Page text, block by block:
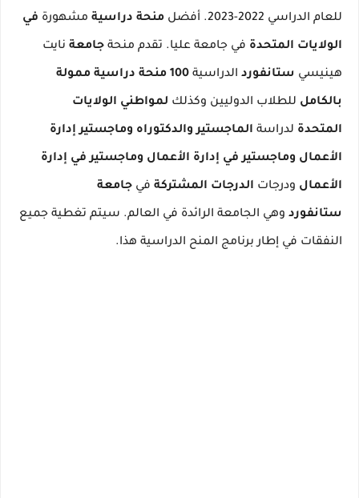
للعام الدراسي 2022-2023. أفضل منحة دراسية مشهورة في
الولايات المتحدة في جامعة عليا. تقدم منحة جامعة نايت
هينيسي ستانفورد الدراسية 100 منحة دراسية ممولة
بالكامل للطلاب الدوليين وكذلك لمواطني الولايات
المتحدة لدراسة الماجستير والدكتوراه وماجستير إدارة
الأعمال وماجستير في إدارة الأعمال وماجستير في إدارة
الأعمال ودرجات الدرجات المشتركة في جامعة
ستانفورد وهي الجامعة الرائدة في العالم. سيتم تغطية جميع
النفقات في إطار برنامج المنح الدراسية هذا.